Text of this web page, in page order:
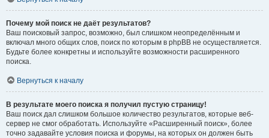
Почему мой поиск не даёт результатов?
Ваш поисковый запрос, возможно, был слишком неопределённым и
включал много общих слов, поиск по которым в phpBB не осуществляется.
Будьте более конкретны и используйте возможности расширенного
поиска.
Вернуться к началу
В результате моего поиска я получил пустую страницу!
Ваш поиск дал слишком большое количество результатов, которые веб-
сервер не смог обработать. Используйте «Расширенный поиск», более
точно задавайте условия поиска и форумы, на которых он должен быть